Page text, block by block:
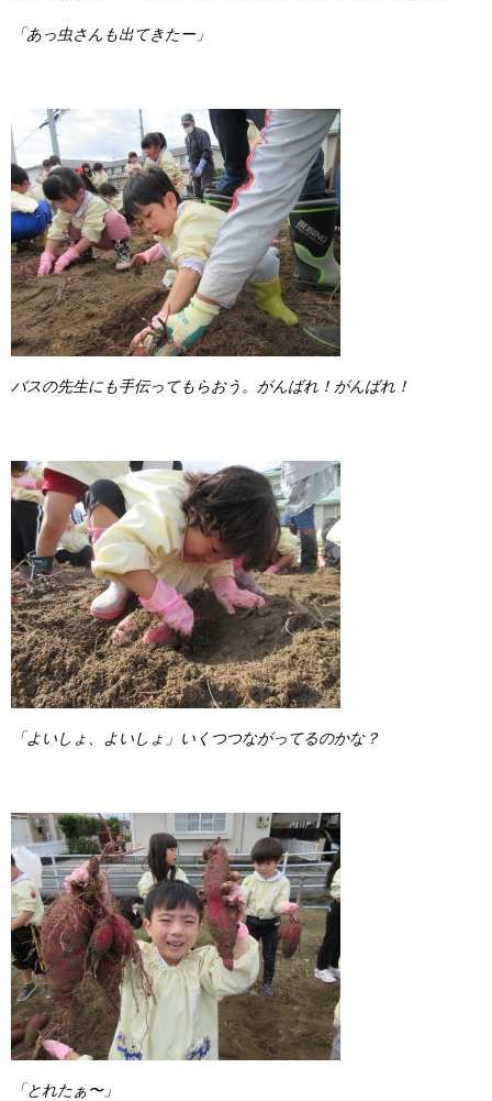
「あっ虫さんも出てきたー」
バスの先生にも手伝ってもらおう。がんばれ！がんばれ！
「よいしょ、よいしょ」いくつつながってるのかな？
「とれたぁ〜」